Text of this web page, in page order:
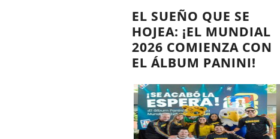
EL SUEÑO QUE SE
HOJEA: ¡EL MUNDIAL
2026 COMIENZA CON
EL ÁLBUM PANINI!